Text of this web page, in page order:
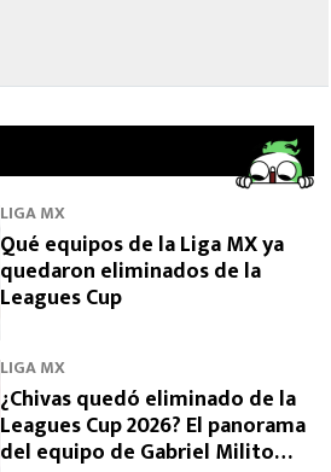
LIGA MX
Qué equipos de la Liga MX ya
quedaron eliminados de la
Leagues Cup
LIGA MX
¿Chivas quedó eliminado de la
Leagues Cup 2026? El panorama
del equipo de Gabriel Milito